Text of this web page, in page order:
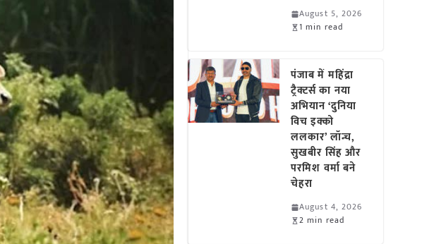
August 5, 2026
1 min read
पंजाब में महिंद्रा
ट्रैक्टर्स का नया
अभियान ‘दुनिया
विच इक्को
ललकार’ लॉन्च,
सुखबीर सिंह और
परमिश वर्मा बने
चेहरा
August 4, 2026
2 min read